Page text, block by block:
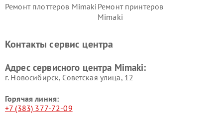
Ремонт плоттеров Mimaki Ремонт принтеров
Mimaki
Контакты сервис центра
Адрес сервисного центра Mimaki:
г. Новосибирск, Советская улица, 12
Горячая линия:
+7 (383) 377-72-09